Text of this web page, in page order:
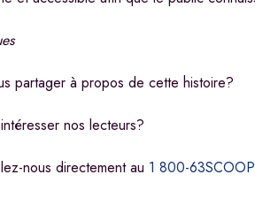
partager à propos de cette histoire?
nos lecteurs?
nous directement au 1 800-63SCOOP